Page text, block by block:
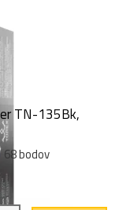
TN-135Bk,
68 bodov